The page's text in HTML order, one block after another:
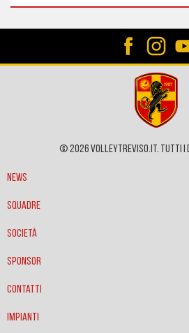
© 2026 VOLLEYTREVISO.IT.
News
Squadre
Società
Sponsor
Contatti
Impianti